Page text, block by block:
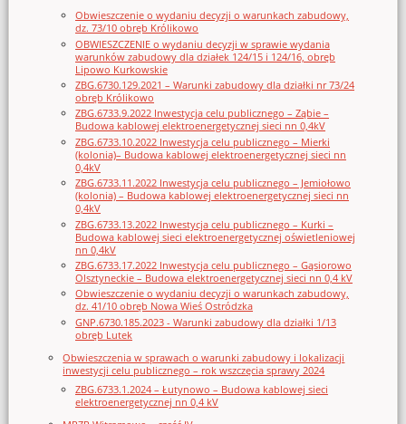
Obwieszczenie o wydaniu decyzji o warunkach zabudowy,
dz. 73/10 obręb Królikowo
OBWIESZCZENIE o wydaniu decyzji w sprawie wydania
warunków zabudowy dla działek 124/15 i 124/16, obręb
Lipowo Kurkowskie
ZBG.6730.129.2021 – Warunki zabudowy dla działki nr 73/24
obręb Królikowo
ZBG.6733.9.2022 Inwestycja celu publicznego – Ząbie –
Budowa kablowej elektroenergetycznej sieci nn 0,4kV
ZBG.6733.10.2022 Inwestycja celu publicznego – Mierki
(kolonia)– Budowa kablowej elektroenergetycznej sieci nn
0,4kV
ZBG.6733.11.2022 Inwestycja celu publicznego – Jemiołowo
(kolonia) – Budowa kablowej elektroenergetycznej sieci nn
0,4kV
ZBG.6733.13.2022 Inwestycja celu publicznego – Kurki –
Budowa kablowej sieci elektroenergetycznej oświetleniowej
nn 0,4kV
ZBG.6733.17.2022 Inwestycja celu publicznego – Gąsiorowo
Olsztyneckie – Budowa elektroenergetycznej sieci nn 0,4 kV
Obwieszczenie o wydaniu decyzji o warunkach zabudowy,
dz. 41/10 obręb Nowa Wieś Ostródzka
GNP.6730.185.2023 - Warunki zabudowy dla działki 1/13
obręb Lutek
Obwieszczenia w sprawach o warunki zabudowy i lokalizacji
inwestycji celu publicznego – rok wszczęcia sprawy 2024
ZBG.6733.1.2024 – Łutynowo – Budowa kablowej sieci
elektroenergetycznej nn 0,4 kV